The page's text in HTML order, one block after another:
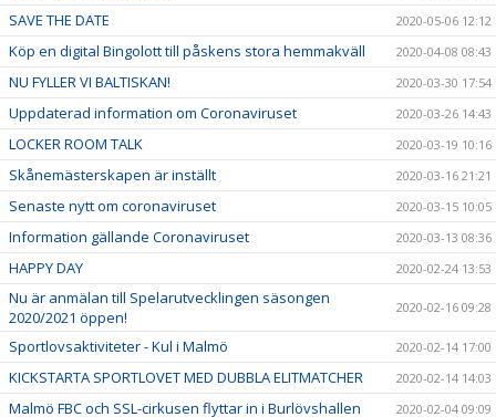
SAVE THE DATE 2020-05-06 12:12
Köp en digital Bingolott till påskens stora hemmakväll 2020-04-08 08:43
NU FYLLER VI BALTISKAN! 2020-03-30 17:54
Uppdaterad information om Coronaviruset 2020-03-26 14:43
LOCKER ROOM TALK 2020-03-19 10:16
Skånemästerskapen är inställt 2020-03-16 21:21
Senaste nytt om coronaviruset 2020-03-15 10:05
Information gällande Coronaviruset 2020-03-13 08:36
HAPPY DAY 2020-02-24 13:53
Nu är anmälan till Spelarutvecklingen säsongen
2020/2021 öppen!
2020-02-16 09:28
Sportlovsaktiviteter - Kul i Malmö 2020-02-14 17:00
KICKSTARTA SPORTLOVET MED DUBBLA ELITMATCHER 2020-02-14 14:03
Malmö FBC och SSL-cirkusen flyttar in i Burlövshallen 2020-02-04 09:09